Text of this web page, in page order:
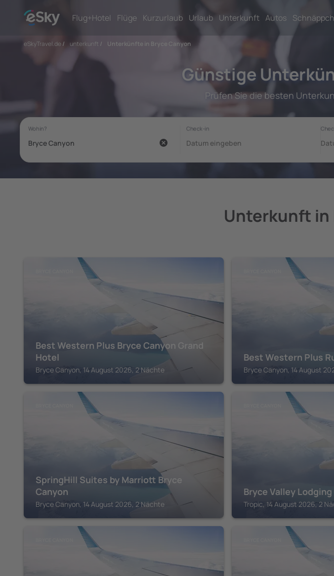
Flug+Hotel Flüge Kurzurlaub Urlaub Unterkunft Autos
eSkyTravel.de/ unterkunft / Unterkünfte in Bryce Canyon
Günstige
Prüfen Sie die besten
Unterkunft in
Best Western Plus Bryce Canyon Grand
Hotel
Bryce Canyon, 14 August 2026, 2 Nächte
Best Western Plus
Bryce Canyon, 14 August
SpringHill Suites by Marriott Bryce
Canyon
Bryce Canyon, 14 August 2026, 2 Nächte
Bryce Valley Lodging
Tropic, 14 August 2026, 2